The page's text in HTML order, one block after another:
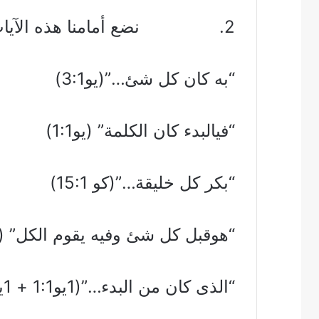
2. نضع أمامنا هذه الآيات ” أنا من البدء…” (يو25:8)
“به كان كل شئ…”(يو3:1)
“فيالبدء كان الكلمة” (يو1:1)
“بكر كل خليقة…”(كو 15:1)
“هوقبل كل شئ وفيه يقوم الكل” (كو
“الذى كان من البدء…”(1يو1:1 + 1يو2: 14،13)